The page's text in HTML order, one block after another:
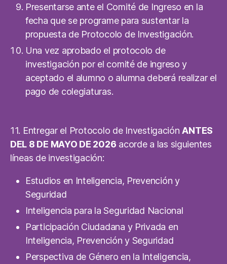
Presentarse ante el Comité de Ingreso en la
fecha que se programe para sustentar la
propuesta de Protocolo de Investigación.
Una vez aprobado el protocolo de
investigación por el comité de ingreso y
aceptado el alumno o alumna deberá realizar el
pago de colegiaturas.
11. Entregar el Protocolo de InvestigaciónANTES
DEL 8 DE MAYO DE 2026 acorde a las siguientes
líneas de investigación:
Estudios en Inteligencia, Prevención y
Seguridad
Inteligencia para la Seguridad Nacional
Participación Ciudadana y Privada en
Inteligencia, Prevención y Seguridad
Perspectiva de Género en la Inteligencia,